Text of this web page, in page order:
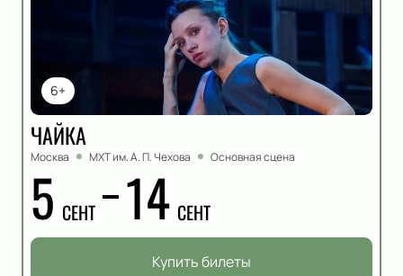
6+
ЧАЙКА
Москва МХТ им. А. П. Чехова Основная сцена
5 СЕНТ 14 СЕНТ
Купить билеты